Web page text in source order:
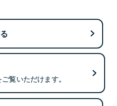
覧いただけます。